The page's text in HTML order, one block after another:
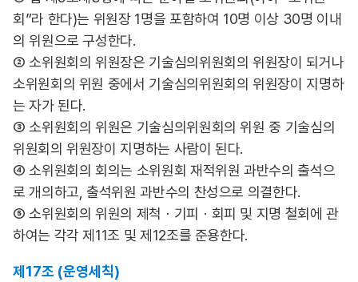
회”라 한다)는 위원장 1명을 포함하여 10명 이상 30명 이내
의 위원으로 구성한다.
② 소위원회의 위원장은 기술심의위원회의 위원장이 되거나
소위원회의 위원 중에서 기술심의위원회의 위원장이 지명하
는 자가 된다.
③ 소위원회의 위원은 기술심의위원회의 위원 중 기술심의
위원회의 위원장이 지명하는 사람이 된다.
④ 소위원회의 회의는 소위원회 재적위원 과반수의 출석으
로 개의하고, 출석위원 과반수의 찬성으로 의결한다.
⑤ 소위원회의 위원의 제척ㆍ기피ㆍ회피 및 지명 철회에 관
하여는 각각 제11조 및 제12조를 준용한다.
제17조 (운영세칙)